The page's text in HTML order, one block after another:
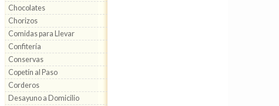
Chocolates
Chorizos
Comidas para Llevar
Confitería
Conservas
Copetín al Paso
Corderos
Desayuno a Domicilio